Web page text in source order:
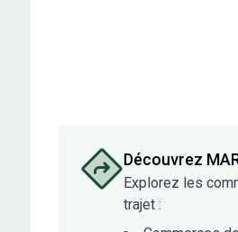
Découvrez
Explorez les
trajet :